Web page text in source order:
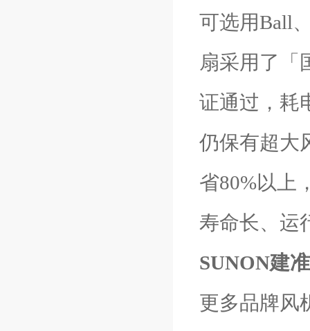
可选用Ball
扇采用了「
证通过，耗
仍保有超大
省80%以上
寿命长、运
SUNON建
更多品牌风